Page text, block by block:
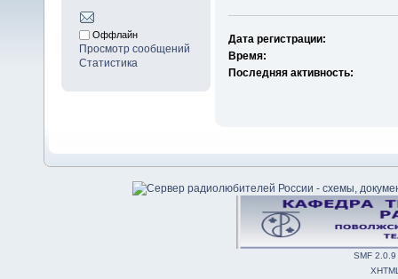
Оффлайн
Просмотр сообщений
Статистика
Дата регистрации:
Время:
Последняя активность:
SMF 2.0.9